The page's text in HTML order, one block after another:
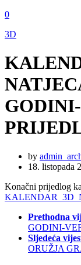
0
3D
by
18. listopada
Konačni prijedlog
Prethodna
GODINI-
Sljedeća
ORUŽJA